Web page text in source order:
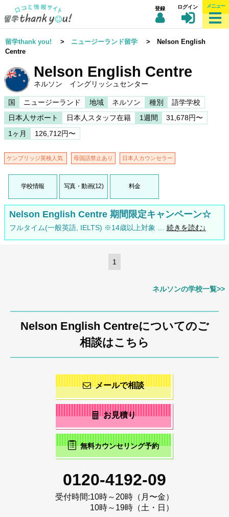
登録 ログイン メニュー
留学thank you! > ニュージーランド留学 > Nelson English
Centre
Nelson English Centre
ネルソン イングリッシュセンター
国 ニュージーランド 地域 ネルソン 種別
語学学校
日本人サポート
日本人スタッフ在籍 1週間
31,678円〜
1ヶ月
126,712円〜
ケンブリッジ英検人気 母国語禁止あり 日本人カウンセラー
学校情報 写真・動画(12) 料金
Nelson English Centre 期間限定キャンペーン☆
フルタイム(一般英語, IELTS) ※14歳以上対象 … 続きを読む↓
1
ネルソンの学校一覧>>
Nelson English Centreについてのご
相談はこちら
メールで相談
お見積り
無料カウンセリング予約
0120-4192-09
受付時間:10時～20時（月〜金）
10時～19時（土・日）